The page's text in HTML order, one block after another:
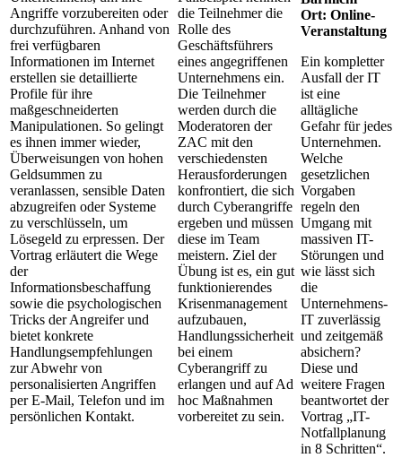
Angriffe vorzubereiten oder
durchzuführen. Anhand von
frei verfügbaren
Informationen im Internet
erstellen sie detaillierte
Profile für ihre
maßgeschneiderten
Manipulationen. So gelingt
es ihnen immer wieder,
Überweisungen von hohen
Geldsummen zu
veranlassen, sensible Daten
abzugreifen oder Systeme
zu verschlüsseln, um
Lösegeld zu erpressen. Der
Vortrag erläutert die Wege
der
Informationsbeschaffung
sowie die psychologischen
Tricks der Angreifer und
bietet konkrete
Handlungsempfehlungen
zur Abwehr von
personalisierten Angriffen
per E-Mail, Telefon und im
persönlichen Kontakt.
die Teilnehmer die
Rolle des
Geschäftsführers
eines angegriffenen
Unternehmens ein.
Die Teilnehmer
werden durch die
Moderatoren der
ZAC mit den
verschiedensten
Herausforderungen
konfrontiert, die sich
durch Cyberangriffe
ergeben und müssen
diese im Team
meistern. Ziel der
Übung ist es, ein gut
funktionierendes
Krisenmanagement
aufzubauen,
Handlungssicherheit
bei einem
Cyberangriff zu
erlangen und auf Ad
hoc Maßnahmen
vorbereitet zu sein.
Ort: Online-
Veranstaltung
Ein kompletter
Ausfall der IT
ist eine
alltägliche
Gefahr für jedes
Unternehmen.
Welche
gesetzlichen
Vorgaben
regeln den
Umgang mit
massiven IT-
Störungen und
wie lässt sich
die
Unternehmens-
IT zuverlässig
und zeitgemäß
absichern?
Diese und
weitere Fragen
beantwortet der
Vortrag „IT-
Notfallplanung
in 8 Schritten“.